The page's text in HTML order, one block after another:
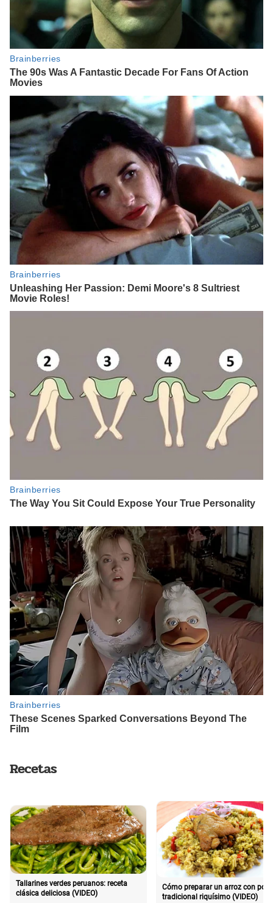
Recetas
Tallarines verdes peruanos: receta
clásica deliciosa (VIDEO)
Cómo preparar un arroz con pollo
tradicional riquísimo (VIDEO)